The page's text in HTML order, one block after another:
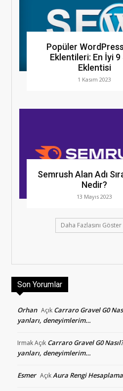
Popüler
Eklentileri: En İyi 9
Eklentisi
1 Kasım 2023
Semrush Alan Adı
Nedir?
13 Mayıs 2023
Daha Fazlasını Göster
Son Yorumlar
Orhan Açık Carraro Gravel G0
yanları, deneyimlerim…
IrmakAçık Carraro Gravel G0
yanları, deneyimlerim…
Esmer AçıkAura Rengi Hesaplama